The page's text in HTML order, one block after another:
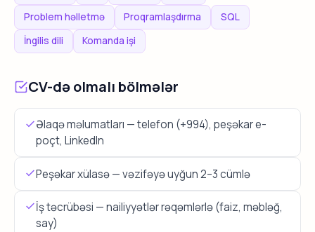
Problem həlletmə
Proqramlaşdırma
SQL
İngilis dili
Komanda işi
CV-də olmalı bölmələr
Əlaqə məlumatları — telefon (+994), peşəkar e-
poçt, LinkedIn
Peşəkar xülasə — vəzifəyə uyğun 2–3 cümlə
İş təcrübəsi — nailiyyətlər rəqəmlərlə (faiz, məbləğ,
say)